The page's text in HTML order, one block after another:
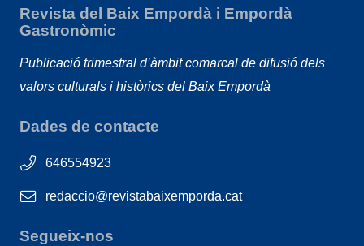
Revista del Baix Empordà i Empordà
Gastronòmic
Publicació trimestral d’àmbit comarcal de difusió dels
valors culturals i històrics del Baix Empordà
Dades de contacte
646554923
redaccio@revistabaixemporda.cat
Segueix-nos